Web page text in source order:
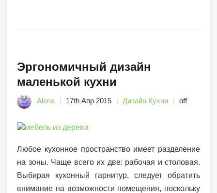
Эргономичный дизайн
маленькой кухни
Alena 17th Апр 2015 Дизайн Кухни off
Любое кухонное пространство имеет разделение
на зоны. Чаще всего их две: рабочая и столовая.
Выбирая кухонный гарнитур, следует обратить
внимание на возможности помещения, поскольку